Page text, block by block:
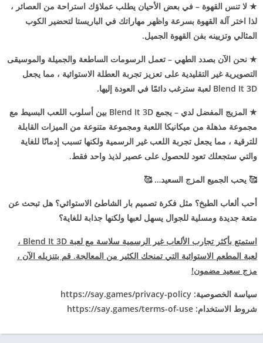
★ لا تنس القهوة – في بعض الأحيان يطلب عملاؤك استراحة من العصائر ،
لذا اختر آلة القهوة بسرعة واظهر مهاراتك في الباريستا لتحضير الكوب
المثالي وتزيينه بفن القهوة الجميل.
★ نحن الآن بصدد الطهي – تعمل الرسومات الساطعة والجميلة والموسيقى
التصويرية غير التقليدية على تعزيز تجربة العطلة الاستوائية ، مما يجعل
Blend It 3D لعبة سترغب دائمًا في العودة إليها.
★ المزيج المفضل لدي – يجمع Blend It 3D بين أسلوب اللعب البسيط مع
مجموعة مذهلة من ميكانيكا اللعبة ومجموعة متنوعة من الميزات القابلة
للترقية ، مما يجعل تجربة اللعب غير الرسمية ولكنها تسبب إدمانًا للغاية
والتي ستجعلك تعود للحصول على عصير لذيذ واحد فقط.
🥰 يحب الجميع المزج السعيد… 🥰
أحب ألعاب الطبخ؟ مثل فكرة تصميم بار الشاطئ الاستوائي؟ هل تبحث عن
متعة جديدة ومسلية للجوال يسهل لعبها ولكنها جذابة للغاية؟
استمتع بأكثر تجارب الألعاب غير الرسمية سلاسة مع لعبة Blend It 3D ،
لعبة المطعم الاستوائية التي تمنحك الكثير من المعالجة. قم بتنزيله الآن ،
مزج سعيد مضمون!
سياسة الخصوصية: https://say.games/privacy-policy
شروط الاستخدام: https://say.games/terms-of-use